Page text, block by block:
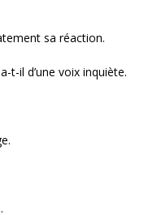
sa réaction.
il d’une voix inquiète.